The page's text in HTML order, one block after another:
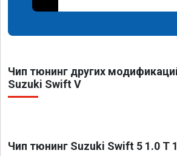
Чип тюнинг других
Suzuki Swift V
Чип тюнинг Suzuki Swift 5 1.0 T